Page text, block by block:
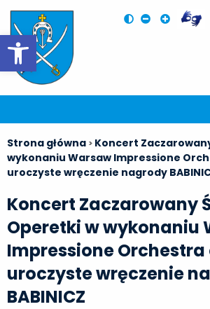
Otwórz pasek narzędzi
Strona główna > Koncert
wykonaniu Warsaw Impressione
uroczyste wręczenie nagrody
Koncert Zaczarowany
Operetki w wykonaniu
Impressione Orchestra
uroczyste wręczenie
BABINICZ